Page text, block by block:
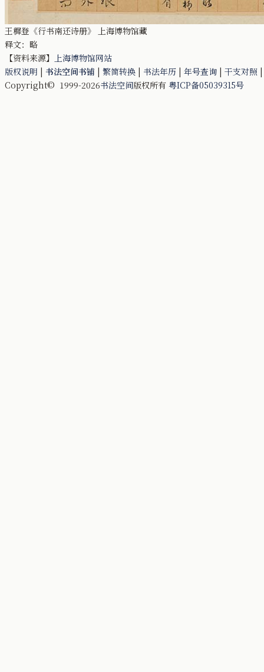
王穉登《行书南还诗册》 上海博物馆藏
释文：略
【资料来源】
上海博物馆网站
版权说明 | 书法空间书铺 | 繁简转换 | 书法年历 | 年号查询 | 干支对照
Copyright© 1999-2026书法空间版权所有 粤ICP备05039315号